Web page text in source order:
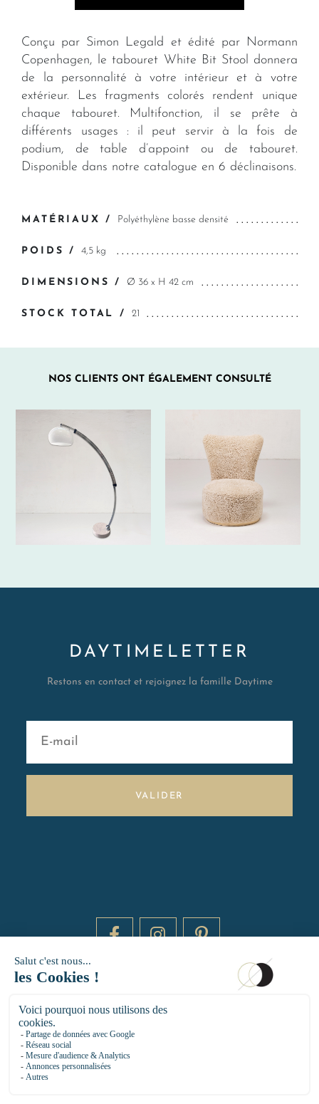
Conçu par Simon Legald et édité par Normann
Copenhagen, le tabouret White Bit Stool donnera
de la personnalité à votre intérieur et à votre
extérieur. Les fragments colorés rendent unique
chaque tabouret. Multifonction, il se prête à
différents usages : il peut servir à la fois de
podium, de table d’appoint ou de tabouret.
Disponible dans notre catalogue en 6 déclinaisons.
MATÉRIAUX / Polyéthylène basse densité
POIDS / 4,5 kg
DIMENSIONS / Ø 36 x H 42 cm
STOCK TOTAL / 21
NOS CLIENTS ONT ÉGALEMENT CONSULTÉ
DAYTIMELETTER
Restons en contact et rejoignez la famille Daytime
VALIDER
14 RUE DE BRETAGNE - 75003 PARIS